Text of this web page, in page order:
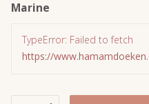
Marine
TypeError: Failed to fetch
https://